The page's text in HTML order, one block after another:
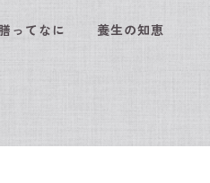
ってなに 養生の知恵